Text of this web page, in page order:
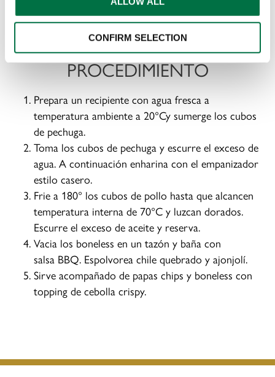
CONFIRM SELECTION
PROCEDIMIENTO
Prepara un recipiente con agua fresca a
temperatura ambiente a 20°Cy sumerge los cubos
de pechuga.
Toma los cubos de pechuga y escurre el exceso de
agua. A continuación enharina con el empanizador
estilo casero.
Frie a 180° los cubos de pollo hasta que alcancen
temperatura interna de 70°C y luzcan dorados.
Escurre el exceso de aceite y reserva.
Vacia los boneless en un tazón y baña con
salsa BBQ. Espolvorea chile quebrado y ajonjolí.
Sirve acompañado de papas chips y boneless con
topping de cebolla crispy.